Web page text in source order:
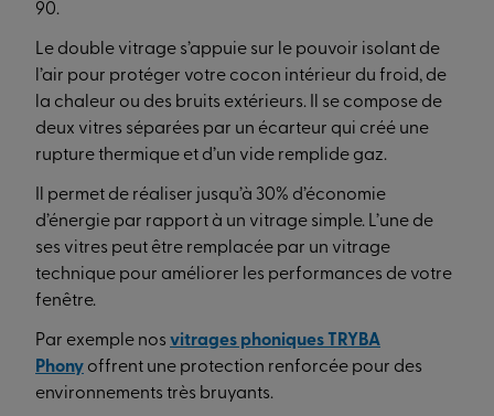
90.
Le double vitrage s’appuie sur le pouvoir isolant de
l’air pour protéger votre cocon intérieur du froid, de
la chaleur ou des bruits extérieurs. Il se compose de
deux vitres séparées par un écarteur qui créé une
rupture thermique et d’un vide remplide gaz.
Il permet de réaliser jusqu’à 30% d’économie
d’énergie par rapport à un vitrage simple. L’une de
ses vitres peut être remplacée par un vitrage
technique pour améliorer les performances de votre
fenêtre.
Par exemple nos vitrages phoniques TRYBA
Phony offrent une protection renforcée pour des
environnements très bruyants.